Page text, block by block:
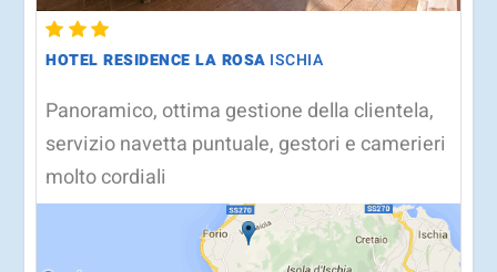
HOTEL RESIDENCE LA ROSA ISCHIA
Panoramico, ottima gestione della clientela,
servizio navetta puntuale, gestori e camerieri
molto cordiali